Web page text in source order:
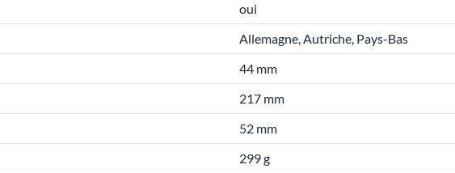
oui
Allemagne, Autriche, Pays-Bas
44 mm
217 mm
52 mm
299 g